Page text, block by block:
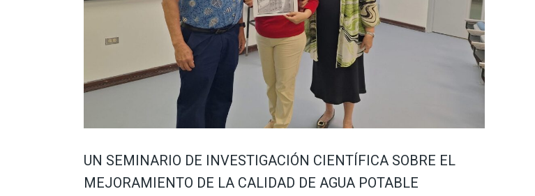
UN SEMINARIO DE INVESTIGACIÓN CIENTÍFICA SOBRE EL
MEJORAMIENTO DE LA CALIDAD DE AGUA POTABLE